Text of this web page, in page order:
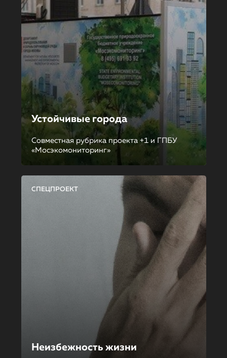
Устойчивые города
Совместная рубрика проекта +1 и ГПБУ
«Мосэкомониторинг»
СПЕЦПРОЕКТ
Неизбежность жизни